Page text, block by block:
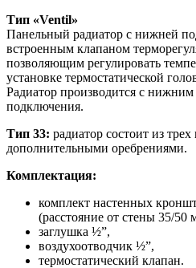
Тип «Ventil»
Панельный радиатор с нижней
встроенным клапаном
позволяющим регулировать
установке термостатической
Радиатор производится с
подключения.
Тип 33: радиатор состоит из
дополнительными оребрениями.
Комплектация:
комплект настенных
(расстояние от стены 35/50
заглушка ½”,
воздухоотводчик ½”,
термостатический клапан.